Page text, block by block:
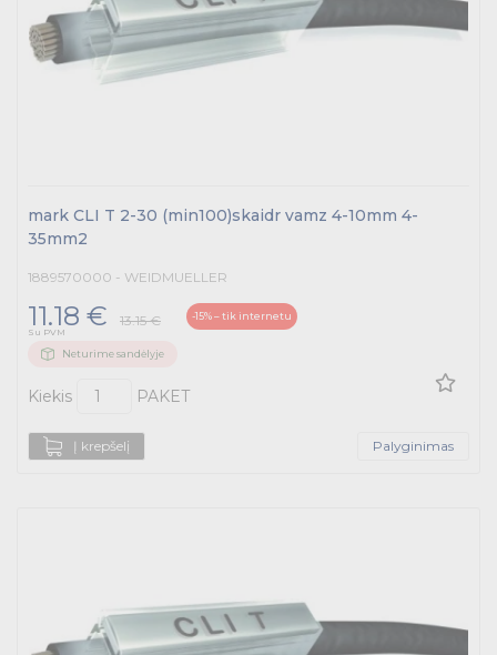
mark CLI T 2-30 (min100)skaidr vamz 4-10mm 4-
35mm2
1889570000 - WEIDMUELLER
11.18 € 13.15 € -15% – tik internetu
Su PVM
Neturime sandėlyje
Kiekis PAKET
Į krepšelį Palyginimas